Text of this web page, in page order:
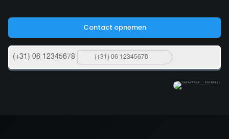
Contact opnemen
(+31) 06 12345678